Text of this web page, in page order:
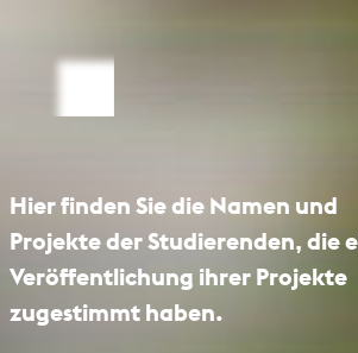
Hier finden Sie die Namen und
Projekte der Studierenden, die
Veröffentlichung ihrer Projekte
zugestimmt haben.